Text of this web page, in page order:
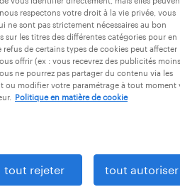
niveau d'expérience
respectons votre droit à la vie privée, vous
ne sont pas strictement nécessaires au bon
les titres des différentes catégories pour en
de certains types de cookies peut affecter
offrir (ex : vous recevrez des publicités moins
ne pourrez pas partager du contenu via les
ou modifier votre paramétrage à tout moment
Politique en matière de cookie
tout rejeter tout autoriser